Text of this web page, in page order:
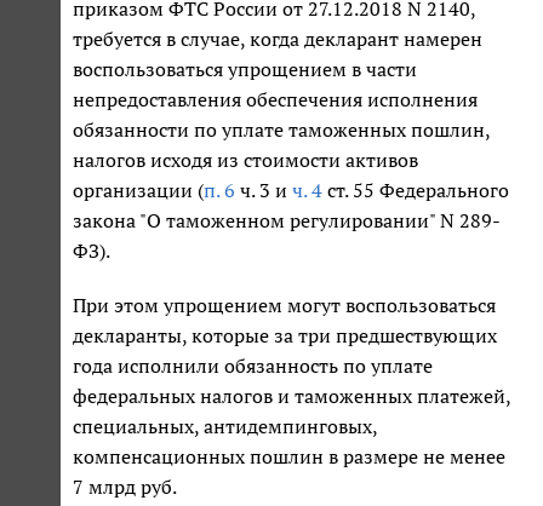
приказом ФТС России от 27.12.2018 N 2140,
требуется в случае, когда декларант намерен
воспользоваться упрощением в части
непредоставления обеспечения исполнения
обязанности по уплате таможенных пошлин,
налогов исходя из стоимости активов
организации (п. 6 ч. 3 и ч. 4 ст. 55 Федерального
закона "О таможенном регулировании" N 289-
ФЗ).
При этом упрощением могут воспользоваться
декларанты, которые за три предшествующих
года исполнили обязанность по уплате
федеральных налогов и таможенных платежей,
специальных, антидемпинговых,
компенсационных пошлин в размере не менее
7 млрд руб.